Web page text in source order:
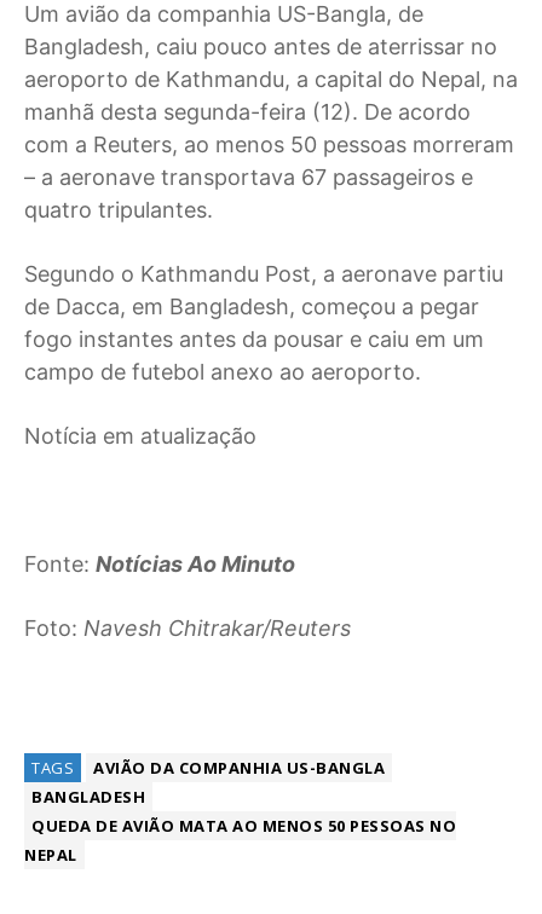
Um avião da companhia US-Bangla, de
Bangladesh, caiu pouco antes de aterrissar no
aeroporto de Kathmandu, a capital do Nepal, na
manhã desta segunda-feira (12). De acordo
com a Reuters, ao menos 50 pessoas morreram
– a aeronave transportava 67 passageiros e
quatro tripulantes.
Segundo o Kathmandu Post, a aeronave partiu
de Dacca, em Bangladesh, começou a pegar
fogo instantes antes da pousar e caiu em um
campo de futebol anexo ao aeroporto.
Notícia em atualização
Fonte: Notícias Ao Minuto
Foto: Navesh Chitrakar/Reuters
TAGS
AVIÃO DA COMPANHIA US-BANGLA
BANGLADESH
QUEDA DE AVIÃO MATA AO MENOS 50 PESSOAS NO
NEPAL